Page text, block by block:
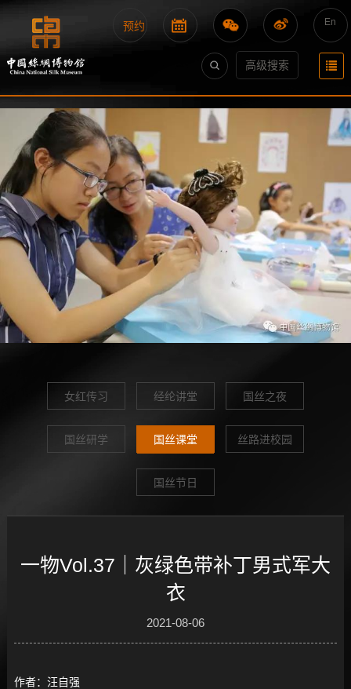
En
预约
高级搜索
女红传习 经纶讲堂 国丝之夜
国丝研学 国丝课堂 丝路进校园
国丝节日
一物Vol.37｜灰绿色带补丁男式军大
衣
2021-08-06
作者：汪自强